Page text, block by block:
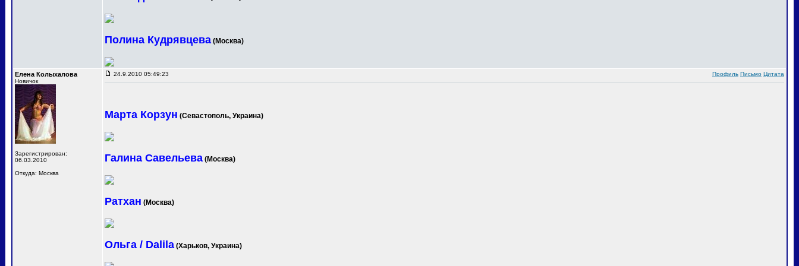
Полина Кудрявцева (Москва)
Елена Колыхалова
Новичок
Зарегистрирован:
06.03.2010
Откуда: Москва
24.9.2010 05:49:23 Профиль Письмо Цитата
Марта Корзун (Севастополь, Украина)
Галина Савельева (Москва)
Ратхан (Москва)
Ольга / Dalila (Харьков, Украина)